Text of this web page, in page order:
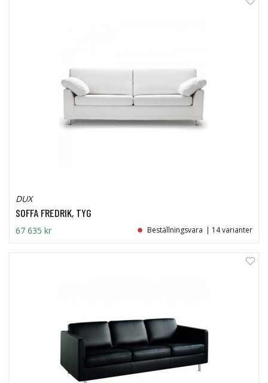
DUX
SOFFA FREDRIK, TYG
67 635 kr Beställningsvara | 14 varianter